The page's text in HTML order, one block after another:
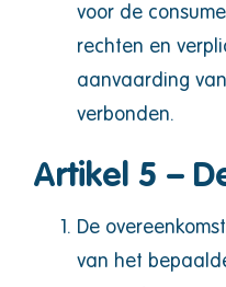
voor de
rechten en
aanvaarding
verbonden.
Artikel 5 –
De
van het